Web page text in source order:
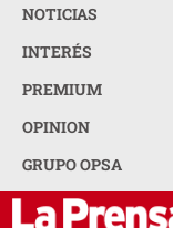
NOTICIAS
INTERÉS
PREMIUM
OPINION
GRUPO OPSA